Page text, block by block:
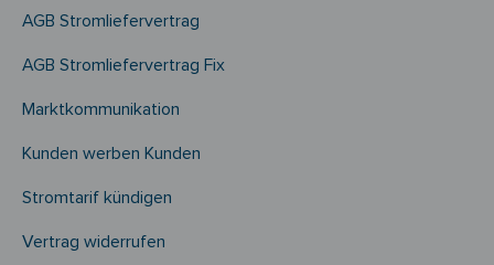
AGB Stromliefervertrag
AGB Stromliefervertrag Fix
Marktkommunikation
Kunden werben Kunden
Stromtarif kündigen
Vertrag widerrufen